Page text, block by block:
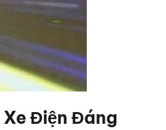
Điện Đáng